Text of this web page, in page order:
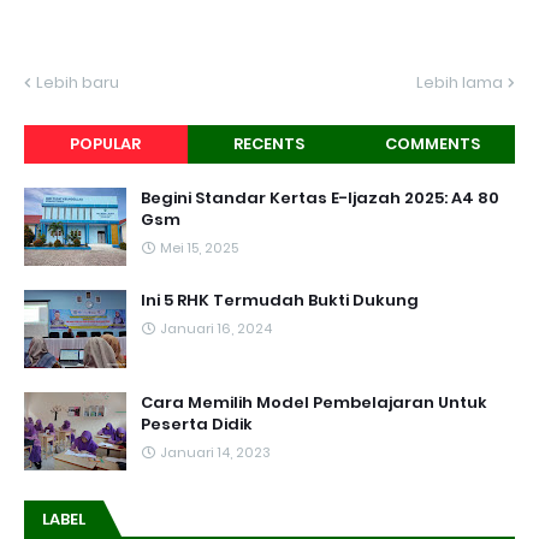
Lebih baru Lebih lama
POPULAR RECENTS COMMENTS
Begini Standar Kertas E-Ijazah 2025: A4 80
Gsm
Mei 15, 2025
Ini 5 RHK Termudah Bukti Dukung
Januari 16, 2024
Cara Memilih Model Pembelajaran Untuk
Peserta Didik
Januari 14, 2023
LABEL